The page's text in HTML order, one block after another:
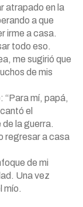
atrapado en la
a que
irme a casa.
todo eso.
me sugirió que
de mis
“Para mí, papá,
el
la guerra.
regresar a casa
de mi
Una vez
mío.